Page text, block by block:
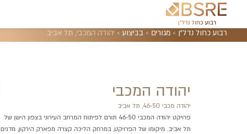
רבוע כחול נדל"ן > מגורים > בביצוע > יהודה המכבי, תל אביב
יהודה המכבי
יהודה מכבי 46-50, תל אביב
פרויקט יהודה המכבי 46-50 תורם לפיתוח המרחב העירוני בצפון הישן של
תל אביב. מיקומו של הפרויקט, במרחק הליכה קצרה מפארק הירקון, מדגים